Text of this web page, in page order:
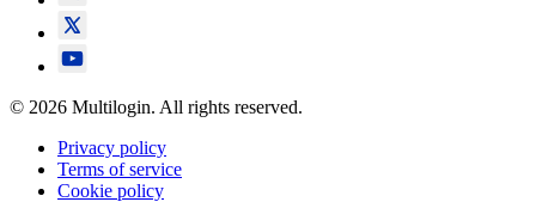
© 2026 Multilogin. All rights reserved.
Privacy policy
Terms of service
Cookie policy